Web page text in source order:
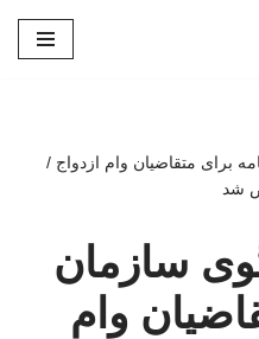
برای متقاضیان وام ازدواج /
سازمان
وام